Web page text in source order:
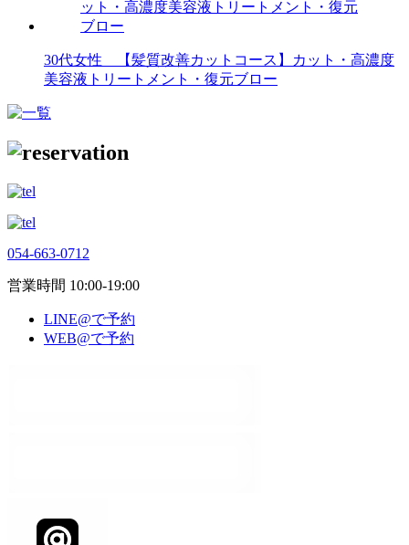
30代女性 【髪質改善カットコース】カット・高濃度
美容液トリートメント・復元ブロー
054-663-0712
営業時間 10:00-19:00
LINE@で予約
WEB@で予約